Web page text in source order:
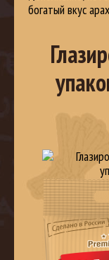
богатый вкус